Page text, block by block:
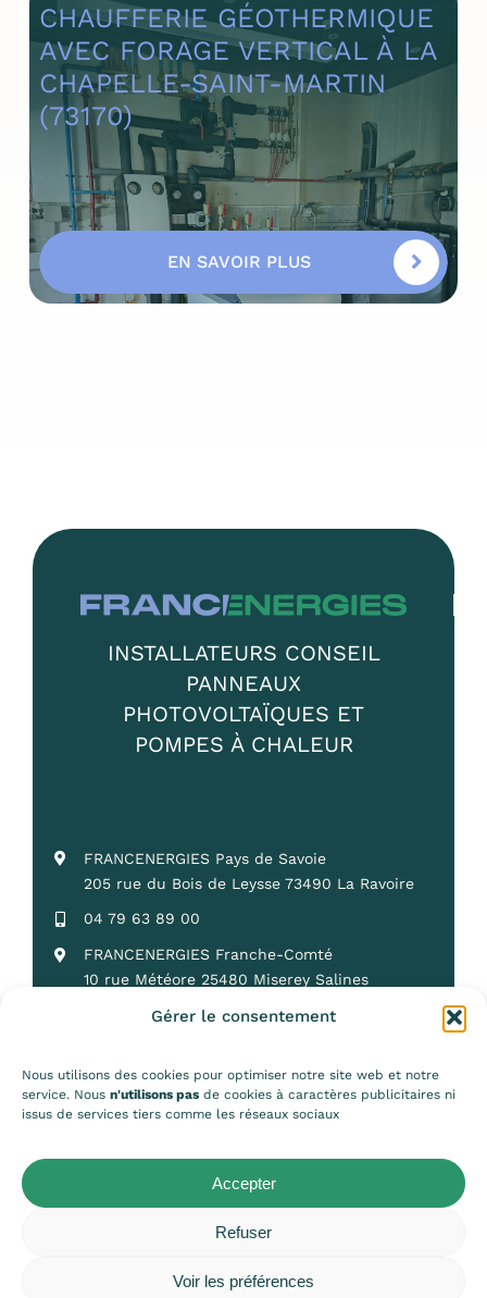
Gérer le consentement
Nous utilisons des cookies pour optimiser notre site web et notre
service. Nous n'utilisons pas de cookies à caractères publicitaires ni
issus de services tiers comme les réseaux sociaux
Accepter
Refuser
Voir les préférences
CHAUFFERIE GÉOTHERMIQUE
AVEC FORAGE VERTICAL À LA
CHAPELLE-SAINT-MARTIN
(73170)
EN SAVOIR PLUS
INSTALLATEURS CONSEIL
PANNEAUX
PHOTOVOLTAÏQUES ET
POMPES À CHALEUR
FRANCENERGIES Pays de Savoie
205 rue du Bois de Leysse 73490 La Ravoire
04 79 63 89 00
FRANCENERGIES Franche-Comté
10 rue Météore 25480 Miserey Salines
03 81 50 25 18
cookies